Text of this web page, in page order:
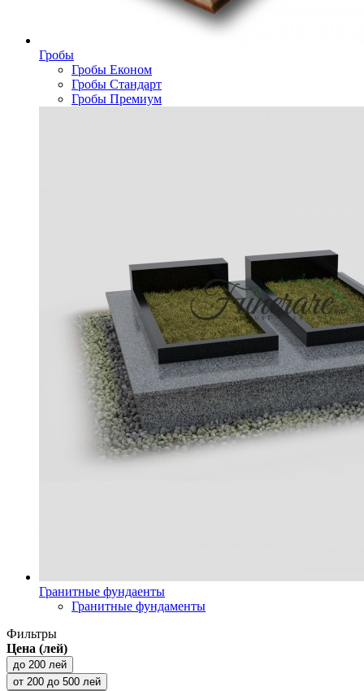
Гробы
Гробы Економ
Гробы Стандарт
Гробы Премиум
Гранитные фундаенты
Гранитные фундаменты
Фильтры
Цена (лей)
до 200 лей
от 200 до 500 лей